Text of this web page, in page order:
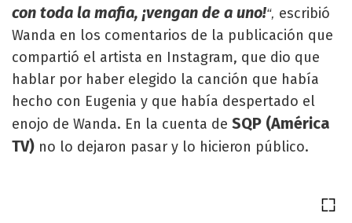
con toda la mafia, ¡vengan de a uno!“, escribió
Wanda en los comentarios de la publicación que
compartió el artista en Instagram, que dio que
hablar por haber elegido la canción que había
hecho con Eugenia y que había despertado el
enojo de Wanda. En la cuenta de SQP (América
TV) no lo dejaron pasar y lo hicieron público.